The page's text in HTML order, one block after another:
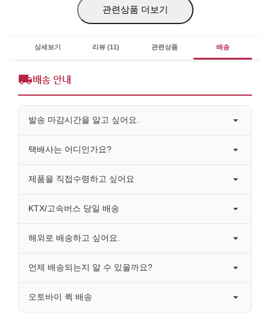
관련상품 더보기
상세보기 리뷰 (11) 관련상품 배송
배송 안내
발송 마감시간을 알고 싶어요.
택배사는 어디인가요?
제품을 직접수령하고 싶어요
KTX/고속버스 당일 배송
해외로 배송하고 싶어요.
언제 배송되는지 알 수 있을까요?
오토바이 퀵 배송